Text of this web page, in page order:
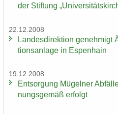
der Stif­tung
22.12.2008
Lan­des­di­rek­ti­on
ti­ons­an­la­ge in Es­pen­hain
19.12.2008
Ent­sor­gung Mü­gel­ner
nungs­ge­mäß er­folgt